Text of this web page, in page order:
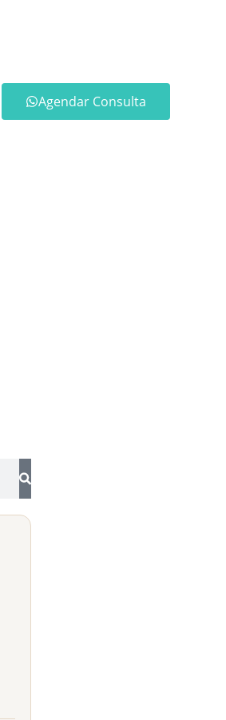
Agendar Consulta